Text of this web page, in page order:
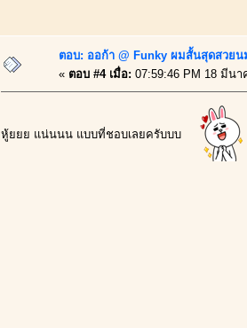
ตอบ: ออก้า @ Funky ผมสั้นสุดสวย
« ตอบ #4 เมื่อ: 07:59:46 PM 18 มีนา
หู้ยยย แน่นนน แบบที่ชอบเลยครับบบ